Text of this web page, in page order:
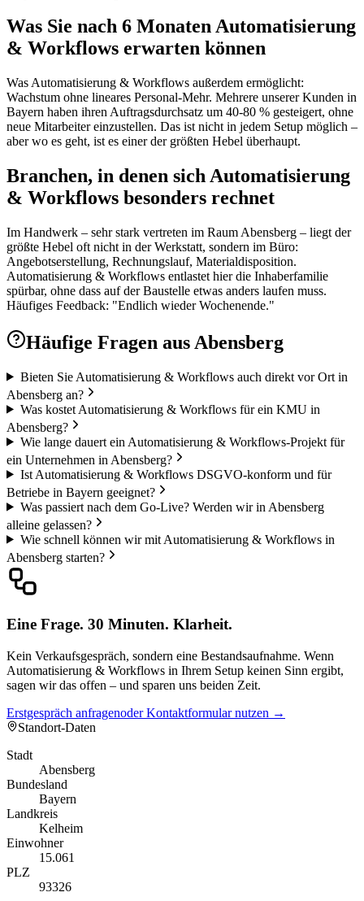
Was Sie nach 6 Monaten Automatisierung
& Workflows erwarten können
Was Automatisierung & Workflows außerdem ermöglicht:
Wachstum ohne lineares Personal-Mehr. Mehrere unserer Kunden in
Bayern haben ihren Auftragsdurchsatz um 40-80 % gesteigert, ohne
neue Mitarbeiter einzustellen. Das ist nicht in jedem Setup möglich –
aber wo es geht, ist es einer der größten Hebel überhaupt.
Branchen, in denen sich Automatisierung
& Workflows besonders rechnet
Im Handwerk – sehr stark vertreten im Raum Abensberg – liegt der
größte Hebel oft nicht in der Werkstatt, sondern im Büro:
Angebotserstellung, Rechnungslauf, Materialdisposition.
Automatisierung & Workflows entlastet hier die Inhaberfamilie
spürbar, ohne dass auf der Baustelle etwas anders laufen muss.
Häufiges Feedback: "Endlich wieder Wochenende."
Häufige Fragen aus Abensberg
Bieten Sie Automatisierung & Workflows auch direkt vor Ort in
Abensberg an?
Was kostet Automatisierung & Workflows für ein KMU in
Abensberg?
Wie lange dauert ein Automatisierung & Workflows-Projekt für
ein Unternehmen in Abensberg?
Ist Automatisierung & Workflows DSGVO-konform und für
Betriebe in Bayern geeignet?
Was passiert nach dem Go-Live? Werden wir in Abensberg
alleine gelassen?
Wie schnell können wir mit Automatisierung & Workflows in
Abensberg starten?
Eine Frage. 30 Minuten. Klarheit.
Kein Verkaufsgespräch, sondern eine Bestandsaufnahme. Wenn
Automatisierung & Workflows in Ihrem Setup keinen Sinn ergibt,
sagen wir das offen – und sparen uns beiden Zeit.
Erstgespräch anfragenoder Kontaktformular nutzen →
Standort-Daten
Stadt
Abensberg
Bundesland
Bayern
Landkreis
Kelheim
Einwohner
15.061
PLZ
93326